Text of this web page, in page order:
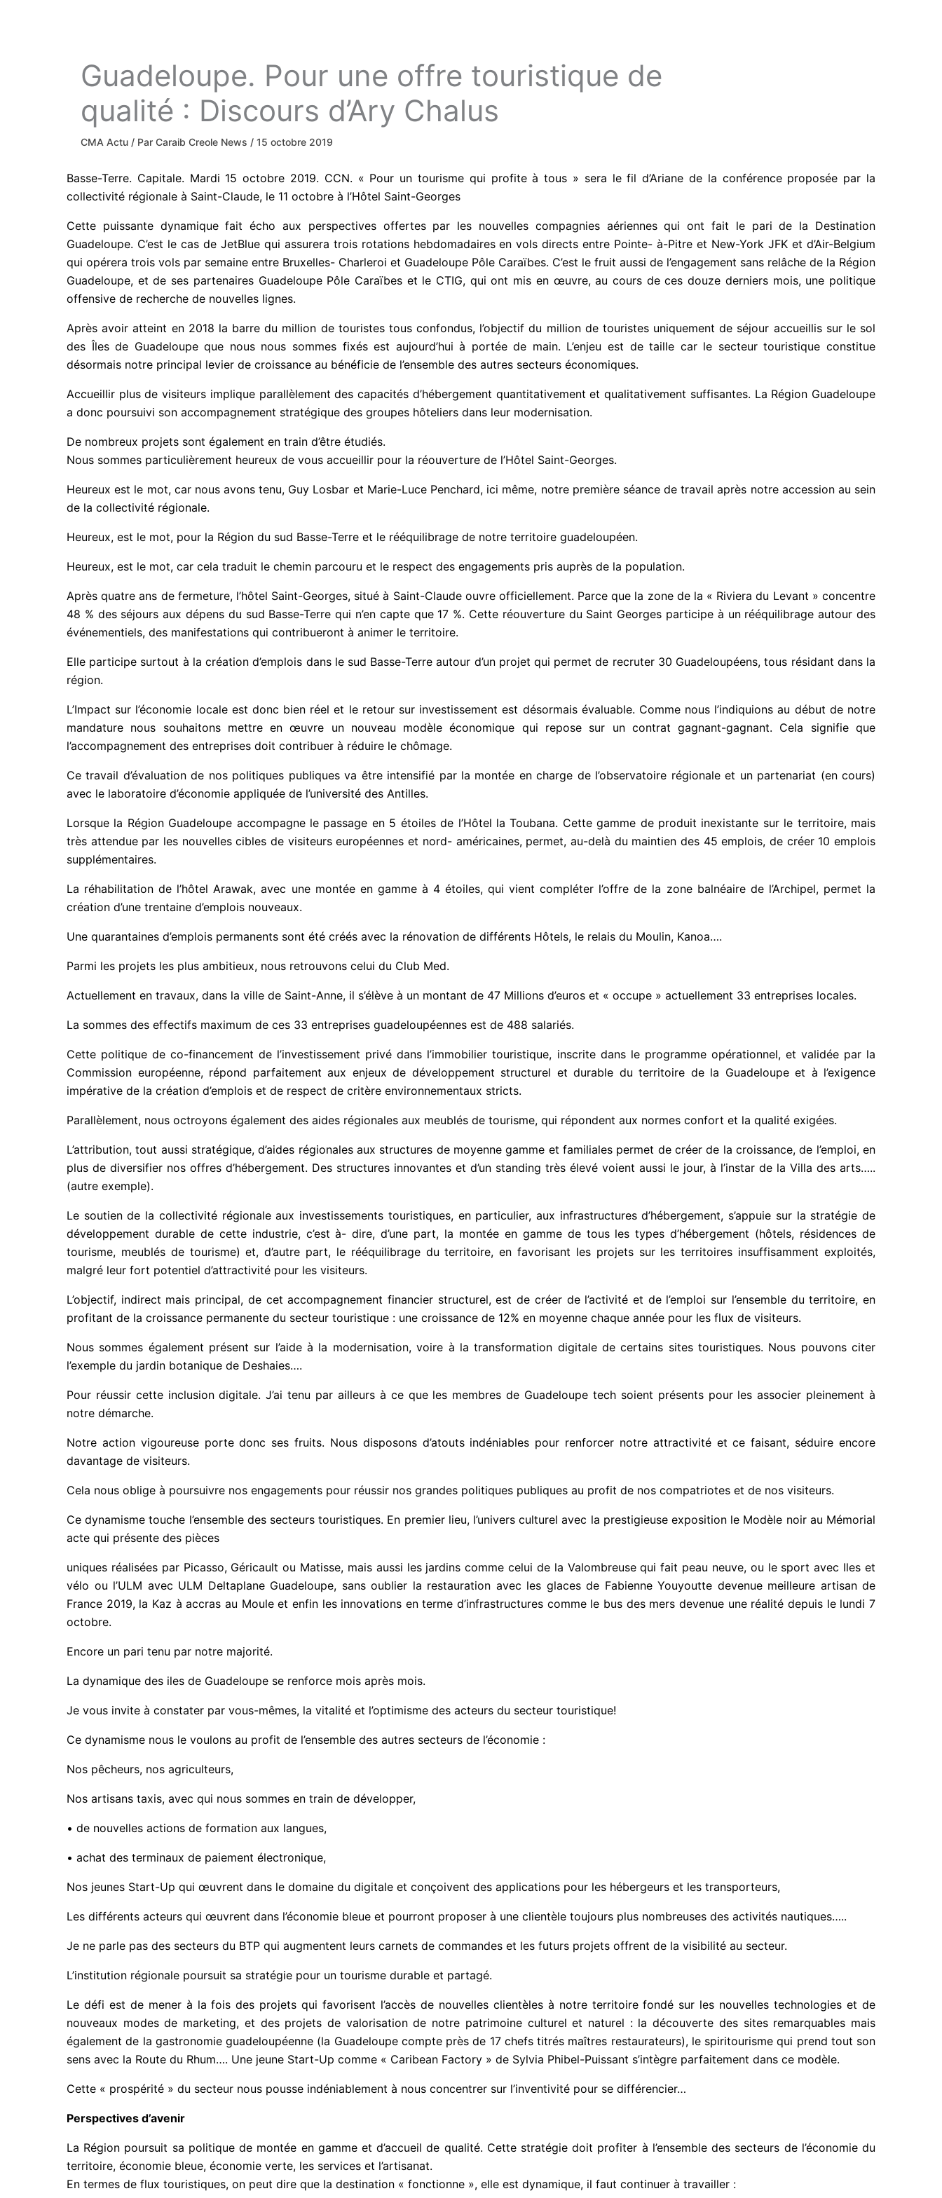
Guadeloupe. Pour une offre touristique de
qualité : Discours d’Ary Chalus
CMA Actu / Par Caraib Creole News / 15 octobre 2019
Basse-Terre. Capitale. Mardi 15 octobre 2019. CCN. « Pour un tourisme qui profite à tous » sera le fil d’Ariane de la conférence proposée par la
collectivité régionale à Saint-Claude, le 11 octobre à l’Hôtel Saint-Georges
Cette puissante dynamique fait écho aux perspectives offertes par les nouvelles compagnies aériennes qui ont fait le pari de la Destination
Guadeloupe. C’est le cas de JetBlue qui assurera trois rotations hebdomadaires en vols directs entre Pointe- à-Pitre et New-York JFK et d’Air-Belgium
qui opérera trois vols par semaine entre Bruxelles- Charleroi et Guadeloupe Pôle Caraïbes. C’est le fruit aussi de l’engagement sans relâche de la Région
Guadeloupe, et de ses partenaires Guadeloupe Pôle Caraïbes et le CTIG, qui ont mis en œuvre, au cours de ces douze derniers mois, une politique
offensive de recherche de nouvelles lignes.
Après avoir atteint en 2018 la barre du million de touristes tous confondus, l’objectif du million de touristes uniquement de séjour accueillis sur le sol
des Îles de Guadeloupe que nous nous sommes fixés est aujourd’hui à portée de main. L’enjeu est de taille car le secteur touristique constitue
désormais notre principal levier de croissance au bénéficie de l’ensemble des autres secteurs économiques.
Accueillir plus de visiteurs implique parallèlement des capacités d’hébergement quantitativement et qualitativement suffisantes. La Région Guadeloupe
a donc poursuivi son accompagnement stratégique des groupes hôteliers dans leur modernisation.
De nombreux projets sont également en train d’être étudiés.
Nous sommes particulièrement heureux de vous accueillir pour la réouverture de l’Hôtel Saint-Georges.
Heureux est le mot, car nous avons tenu, Guy Losbar et Marie-Luce Penchard, ici même, notre première séance de travail après notre accession au sein
de la collectivité régionale.
Heureux, est le mot, pour la Région du sud Basse-Terre et le rééquilibrage de notre territoire guadeloupéen.
Heureux, est le mot, car cela traduit le chemin parcouru et le respect des engagements pris auprès de la population.
Après quatre ans de fermeture, l’hôtel Saint-Georges, situé à Saint-Claude ouvre officiellement. Parce que la zone de la « Riviera du Levant » concentre
48 % des séjours aux dépens du sud Basse-Terre qui n’en capte que 17 %. Cette réouverture du Saint Georges participe à un rééquilibrage autour des
événementiels, des manifestations qui contribueront à animer le territoire.
Elle participe surtout à la création d’emplois dans le sud Basse-Terre autour d’un projet qui permet de recruter 30 Guadeloupéens, tous résidant dans la
région.
L’Impact sur l’économie locale est donc bien réel et le retour sur investissement est désormais évaluable. Comme nous l’indiquions au début de notre
mandature nous souhaitons mettre en œuvre un nouveau modèle économique qui repose sur un contrat gagnant-gagnant. Cela signifie que
l’accompagnement des entreprises doit contribuer à réduire le chômage.
Ce travail d’évaluation de nos politiques publiques va être intensifié par la montée en charge de l’observatoire régionale et un partenariat (en cours)
avec le laboratoire d’économie appliquée de l’université des Antilles.
Lorsque la Région Guadeloupe accompagne le passage en 5 étoiles de l’Hôtel la Toubana. Cette gamme de produit inexistante sur le territoire, mais
très attendue par les nouvelles cibles de visiteurs européennes et nord- américaines, permet, au-delà du maintien des 45 emplois, de créer 10 emplois
supplémentaires.
La réhabilitation de l’hôtel Arawak, avec une montée en gamme à 4 étoiles, qui vient compléter l’offre de la zone balnéaire de l’Archipel, permet la
création d’une trentaine d’emplois nouveaux.
Une quarantaines d’emplois permanents sont été créés avec la rénovation de différents Hôtels, le relais du Moulin, Kanoa….
Parmi les projets les plus ambitieux, nous retrouvons celui du Club Med.
Actuellement en travaux, dans la ville de Saint-Anne, il s’élève à un montant de 47 Millions d’euros et « occupe » actuellement 33 entreprises locales.
La sommes des effectifs maximum de ces 33 entreprises guadeloupéennes est de 488 salariés.
Cette politique de co-financement de l’investissement privé dans l’immobilier touristique, inscrite dans le programme opérationnel, et validée par la
Commission européenne, répond parfaitement aux enjeux de développement structurel et durable du territoire de la Guadeloupe et à l’exigence
impérative de la création d’emplois et de respect de critère environnementaux stricts.
Parallèlement, nous octroyons également des aides régionales aux meublés de tourisme, qui répondent aux normes confort et la qualité exigées.
L’attribution, tout aussi stratégique, d’aides régionales aux structures de moyenne gamme et familiales permet de créer de la croissance, de l’emploi, en
plus de diversifier nos offres d’hébergement. Des structures innovantes et d’un standing très élevé voient aussi le jour, à l’instar de la Villa des arts…..
(autre exemple).
Le soutien de la collectivité régionale aux investissements touristiques, en particulier, aux infrastructures d’hébergement, s’appuie sur la stratégie de
développement durable de cette industrie, c’est à- dire, d’une part, la montée en gamme de tous les types d’hébergement (hôtels, résidences de
tourisme, meublés de tourisme) et, d’autre part, le rééquilibrage du territoire, en favorisant les projets sur les territoires insuffisamment exploités,
malgré leur fort potentiel d’attractivité pour les visiteurs.
L’objectif, indirect mais principal, de cet accompagnement financier structurel, est de créer de l’activité et de l’emploi sur l’ensemble du territoire, en
profitant de la croissance permanente du secteur touristique : une croissance de 12% en moyenne chaque année pour les flux de visiteurs.
Nous sommes également présent sur l’aide à la modernisation, voire à la transformation digitale de certains sites touristiques. Nous pouvons citer
l’exemple du jardin botanique de Deshaies….
Pour réussir cette inclusion digitale. J’ai tenu par ailleurs à ce que les membres de Guadeloupe tech soient présents pour les associer pleinement à
notre démarche.
Notre action vigoureuse porte donc ses fruits. Nous disposons d’atouts indéniables pour renforcer notre attractivité et ce faisant, séduire encore
davantage de visiteurs.
Cela nous oblige à poursuivre nos engagements pour réussir nos grandes politiques publiques au profit de nos compatriotes et de nos visiteurs.
Ce dynamisme touche l’ensemble des secteurs touristiques. En premier lieu, l’univers culturel avec la prestigieuse exposition le Modèle noir au Mémorial
acte qui présente des pièces
uniques réalisées par Picasso, Géricault ou Matisse, mais aussi les jardins comme celui de la Valombreuse qui fait peau neuve, ou le sport avec Iles et
vélo ou l’ULM avec ULM Deltaplane Guadeloupe, sans oublier la restauration avec les glaces de Fabienne Youyoutte devenue meilleure artisan de
France 2019, la Kaz à accras au Moule et enfin les innovations en terme d’infrastructures comme le bus des mers devenue une réalité depuis le lundi 7
octobre.
Encore un pari tenu par notre majorité.
La dynamique des iles de Guadeloupe se renforce mois après mois.
Je vous invite à constater par vous-mêmes, la vitalité et l’optimisme des acteurs du secteur touristique!
Ce dynamisme nous le voulons au profit de l’ensemble des autres secteurs de l’économie :
Nos pêcheurs, nos agriculteurs,
Nos artisans taxis, avec qui nous sommes en train de développer,
• de nouvelles actions de formation aux langues,
• achat des terminaux de paiement électronique,
Nos jeunes Start-Up qui œuvrent dans le domaine du digitale et conçoivent des applications pour les hébergeurs et les transporteurs,
Les différents acteurs qui œuvrent dans l’économie bleue et pourront proposer à une clientèle toujours plus nombreuses des activités nautiques…..
Je ne parle pas des secteurs du BTP qui augmentent leurs carnets de commandes et les futurs projets offrent de la visibilité au secteur.
L’institution régionale poursuit sa stratégie pour un tourisme durable et partagé.
Le défi est de mener à la fois des projets qui favorisent l’accès de nouvelles clientèles à notre territoire fondé sur les nouvelles technologies et de
nouveaux modes de marketing, et des projets de valorisation de notre patrimoine culturel et naturel : la découverte des sites remarquables mais
également de la gastronomie guadeloupéenne (la Guadeloupe compte près de 17 chefs titrés maîtres restaurateurs), le spiritourisme qui prend tout son
sens avec la Route du Rhum…. Une jeune Start-Up comme « Caribean Factory » de Sylvia Phibel-Puissant s’intègre parfaitement dans ce modèle.
Cette « prospérité » du secteur nous pousse indéniablement à nous concentrer sur l’inventivité pour se différencier…
Perspectives d’avenir
La Région poursuit sa politique de montée en gamme et d’accueil de qualité. Cette stratégie doit profiter à l’ensemble des secteurs de l’économie du
territoire, économie bleue, économie verte, les services et l’artisanat.
En termes de flux touristiques, on peut dire que la destination « fonctionne », elle est dynamique, il faut continuer à travailler :